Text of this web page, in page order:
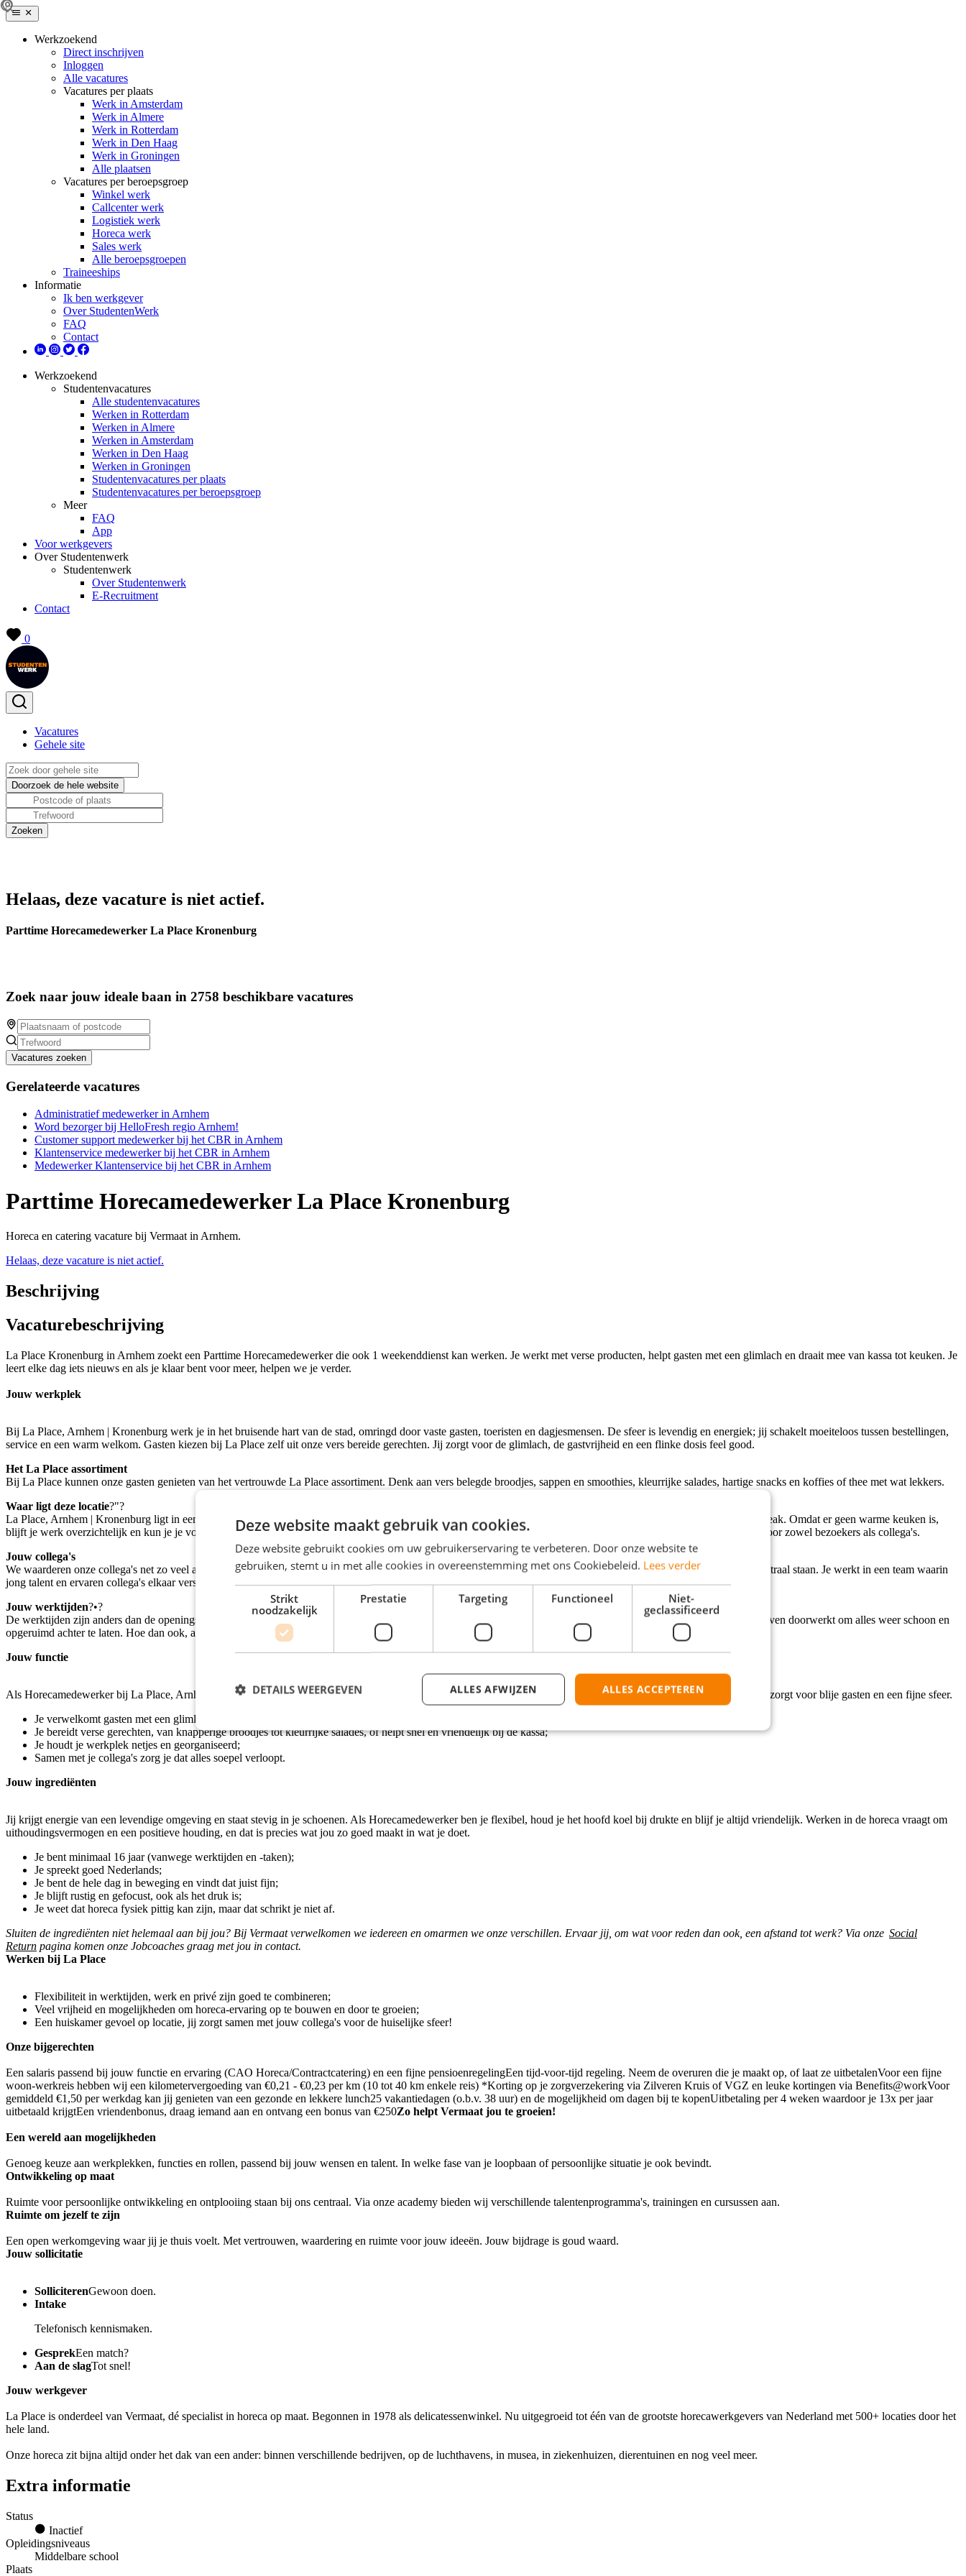
Werkzoekend
Direct inschrijven
Inloggen
Alle vacatures
Vacatures per plaats
Werk in Amsterdam
Werk in Almere
Werk in Rotterdam
Werk in Den Haag
Werk in Groningen
Alle plaatsen
Vacatures per beroepsgroep
Winkel werk
Callcenter werk
Logistiek werk
Horeca werk
Sales werk
Alle beroepsgroepen
Traineeships
Informatie
Ik ben werkgever
Over StudentenWerk
FAQ
Contact
Werkzoekend
Studentenvacatures
Alle studentenvacatures
Werken in Rotterdam
Werken in Almere
Werken in Amsterdam
Werken in Den Haag
Werken in Groningen
Studentenvacatures per plaats
Studentenvacatures per beroepsgroep
Meer
FAQ
App
Voor werkgevers
Over Studentenwerk
Studentenwerk
Over Studentenwerk
E-Recruitment
Contact
0
Vacatures
Gehele site
Helaas, deze vacature is niet actief.
Parttime Horecamedewerker La Place Kronenburg
Zoek naar jouw ideale baan in 2758 beschikbare vacatures
Vacatures zoeken
Gerelateerde vacatures
Administratief medewerker in Arnhem
Word bezorger bij HelloFresh regio Arnhem!
Customer support medewerker bij het CBR in Arnhem
Klantenservice medewerker bij het CBR in Arnhem
Medewerker Klantenservice bij het CBR in Arnhem
Parttime Horecamedewerker La Place Kronenburg
Horeca en catering vacature bij Vermaat in Arnhem.
Helaas, deze vacature is niet actief.
Beschrijving
Vacaturebeschrijving
La Place Kronenburg in Arnhem zoekt een Parttime Horecamedewerker die ook 1 weekenddienst kan werken. Je werkt met verse producten, helpt gasten met een glimlach en draait mee van kassa tot keuken. Je
leert elke dag iets nieuws en als je klaar bent voor meer, helpen we je verder.
Jouw werkplek
Bij La Place, Arnhem | Kronenburg werk je in het bruisende hart van de stad, omringd door vaste gasten, toeristen en dagjesmensen. De sfeer is levendig en energiek; jij schakelt moeiteloos tussen bestellingen,
service en een warm welkom. Gasten kiezen bij La Place zelf uit onze vers bereide gerechten. Jij zorgt voor de glimlach, de gastvrijheid en een flinke dosis feel good.
Het La Place assortiment
Bij La Place kunnen onze gasten genieten van het vertrouwde La Place assortiment. Denk aan vers belegde broodjes, sappen en smoothies, kleurrijke salades, hartige snacks en koffies of thee met wat lekkers.
Waar ligt deze locatie?"?
La Place, Arnhem | Kronenburg ligt in een vernieuwd en overdekt winkelcentrum, waar gasten graag even neerstrijken voor een gezonde lunch of een gezellige koffiebreak. Omdat er geen warme keuken is,
blijft je werk overzichtelijk en kun je je volledig richten op gastvrijheid en een vlotte service. Dankzij de gratis parkeergelegenheid is deze locatie makkelijk bereikbaar voor zowel bezoekers als collega's.
Jouw collega's
We waarderen onze collega's net zo veel als onze gasten. Daarom zorgen we voor een informele en fijne werkomgeving waarin kwaliteit, teamwork en ontwikkeling centraal staan. Je werkt in een team waarin
jong talent en ervaren collega's elkaar versterken. Er is volop ruimte om te leren, te groeien en jezelf te ontwikkelen. Via trainingen, coaching en gewoon door te doen.
Jouw werktijden?•?
De werktijden zijn anders dan de openingstijden. Zo kan het zijn dat je voor de opening start om het een en ander klaar te zetten, of dat je na sluiting van de locatie nog even doorwerkt om alles weer schoon en
opgeruimd achter te laten. Hoe dan ook, als de openingstijden in de avond zijn, werk je altijd 1 avond. Daarnaast werk je ook 1 weekenddag.
Jouw functie
Als Horecamedewerker bij La Place, Arnhem | Kronenburg sta jij midden in de actie. Je springt bij waar je nodig bent: in de keuken, achter de counter of op de vloer. Jij zorgt voor blije gasten en een fijne sfeer.
Je verwelkomt gasten met een glimlach en een warm welkom;
Je bereidt verse gerechten, van knapperige broodjes tot kleurrijke salades, of helpt snel en vriendelijk bij de kassa;
Je houdt je werkplek netjes en georganiseerd;
Samen met je collega's zorg je dat alles soepel verloopt.
Jouw ingrediënten
Jij krijgt energie van een levendige omgeving en staat stevig in je schoenen. Als Horecamedewerker ben je flexibel, houd je het hoofd koel bij drukte en blijf je altijd vriendelijk. Werken in de horeca vraagt om
uithoudingsvermogen en een positieve houding, en dat is precies wat jou zo goed maakt in wat je doet.
Je bent minimaal 16 jaar (vanwege werktijden en -taken);
Je spreekt goed Nederlands;
Je bent de hele dag in beweging en vindt dat juist fijn;
Je blijft rustig en gefocust, ook als het druk is;
Je weet dat horeca fysiek pittig kan zijn, maar dat schrikt je niet af.
Sluiten de ingrediënten niet helemaal aan bij jou? Bij Vermaat verwelkomen we iedereen en omarmen we onze verschillen. Ervaar jij, om wat voor reden dan ook, een afstand tot werk? Via onze Social
Return pagina komen onze Jobcoaches graag met jou in contact.
Werken bij La Place
Flexibiliteit in werktijden, werk en privé zijn goed te combineren;
Veel vrijheid en mogelijkheden om horeca-ervaring op te bouwen en door te groeien;
Een huiskamer gevoel op locatie, jij zorgt samen met jouw collega's voor de huiselijke sfeer!
Onze bijgerechten
Een salaris passend bij jouw functie en ervaring (CAO Horeca/Contractcatering) en een fijne pensioenregelingEen tijd-voor-tijd regeling. Neem de overuren die je maakt op, of laat ze uitbetalenVoor een fijne
woon-werkreis hebben wij een kilometervergoeding van €0,21 - €0,23 per km (10 tot 40 km enkele reis) *Korting op je zorgverzekering via Zilveren Kruis of VGZ en leuke kortingen via Benefits@workVoor
gemiddeld €1,50 per werkdag kan jij genieten van een gezonde en lekkere lunch25 vakantiedagen (o.b.v. 38 uur) en de mogelijkheid om dagen bij te kopenUitbetaling per 4 weken waardoor je 13x per jaar
uitbetaald krijgtEen vriendenbonus, draag iemand aan en ontvang een bonus van €250Zo helpt Vermaat jou te groeien!
Een wereld aan mogelijkheden
Genoeg keuze aan werkplekken, functies en rollen, passend bij jouw wensen en talent. In welke fase van je loopbaan of persoonlijke situatie je ook bevindt.
Ontwikkeling op maat
Ruimte voor persoonlijke ontwikkeling en ontplooiing staan bij ons centraal. Via onze academy bieden wij verschillende talentenprogramma's, trainingen en cursussen aan.
Ruimte om jezelf te zijn
Een open werkomgeving waar jij je thuis voelt. Met vertrouwen, waardering en ruimte voor jouw ideeën. Jouw bijdrage is goud waard.
Jouw sollicitatie
SolliciterenGewoon doen.
Intake
Telefonisch kennismaken.
GesprekEen match?
Aan de slagTot snel!
Jouw werkgever
La Place is onderdeel van Vermaat, dé specialist in horeca op maat. Begonnen in 1978 als delicatessenwinkel. Nu uitgegroeid tot één van de grootste horecawerkgevers van Nederland met 500+ locaties door het
hele land.
Onze horeca zit bijna altijd onder het dak van een ander: binnen verschillende bedrijven, op de luchthavens, in musea, in ziekenhuizen, dierentuinen en nog veel meer.
Extra informatie
Status
Inactief
Opleidingsniveaus
Middelbare school
Plaats
Deze website maakt gebruik van cookies.
Deze website gebruikt cookies om uw gebruikerservaring te verbeteren. Door onze website te
gebruiken, stemt u in met alle cookies in overeenstemming met ons Cookiebeleid. Lees verder
Strikt
noodzakelijk
Prestatie Targeting Functioneel
Niet-
geclassificeerd
ALLES ACCEPTEREN
ALLES AFWIJZEN
DETAILS WEERGEVEN